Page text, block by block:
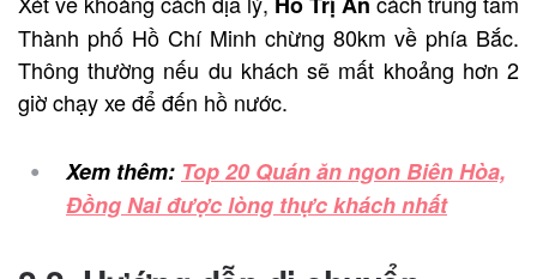
Thành phố Hồ Chí Minh chừng 80km về phía Bắc.
Thông thường nếu du khách sẽ mất khoảng hơn 2
giờ chạy xe để đến hồ nước.
Xem thêm: Top 20 Quán ăn ngon Biên Hòa,
Đồng Nai được lòng thực khách nhất